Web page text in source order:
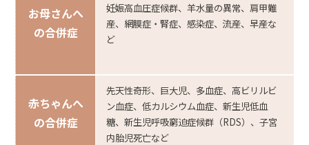
お母さんへ
の合併症
妊娠高血圧症候群、羊水量の異常、肩甲難
産、網膜症・腎症、感染症、流産、早産な
ど
赤ちゃんへ
の合併症
先天性奇形、巨大児、多血症、高ビリルビ
ン血症、低カルシウム血症、新生児低血
糖、新生児呼吸窮迫症候群（RDS）、子宮
内胎児死亡など